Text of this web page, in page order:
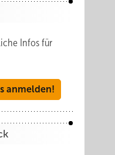
Infos für
anmelden!